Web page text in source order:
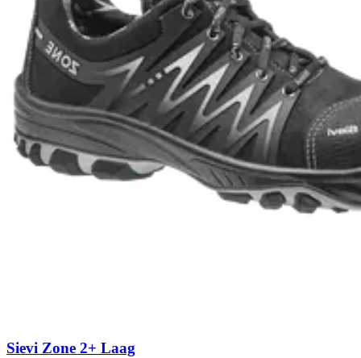
Sievi Zone 2+ Laag